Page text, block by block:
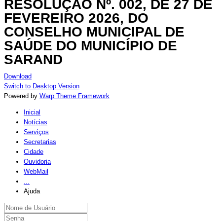
RESOLUÇÃO Nº. 002, DE 27 DE
FEVEREIRO 2026, DO
CONSELHO MUNICIPAL DE
SAÚDE DO MUNICÍPIO DE
SARAND
Download
Switch to Desktop Version
Powered by Warp Theme Framework
Inicial
Notícias
Serviços
Secretarias
Cidade
Ouvidoria
WebMail
...
Ajuda